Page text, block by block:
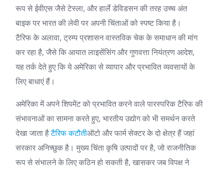
रूप से ईवीएस जैसे टेस्ला, और हार्ले डेविडसन की तरह उच्च अंत
बाइक पर भारत की लेवी पर अपनी चिंताओं को स्पष्ट किया है।
टैरिफ के अलावा, ट्रम्प प्रशासन वास्तविक चेक के समाधान की मांग
कर रहा है, जैसे कि आयात लाइसेंसिंग और गुणवत्ता नियंत्रण आदेश,
यह तर्क देते हुए कि ये अमेरिका से व्यापार और प्रभावित व्यवसायों के
लिए बाधाएं हैं।
अमेरिका में अपने शिपमेंट को प्रभावित करने वाले पारस्परिक टैरिफ की
संभावनाओं का सामना करते हुए, भारतीय उद्योग को भी समर्थन करते
देखा जाता हैटैरिफ कटौतीऑटो और फार्म सेक्टर के दो क्षेत्र हैं जहां
सरकार अनिच्छुक है। मुख्य चिंता कृषि उत्पादों पर है, जो राजनीतिक
रूप से संभालने के लिए कठिन हो सकती है, खासकर जब विपक्ष ने